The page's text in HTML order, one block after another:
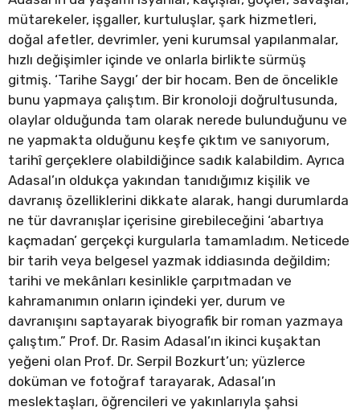
mütarekeler, işgaller, kurtuluşlar, şark hizmetleri,
doğal afetler, devrimler, yeni kurumsal yapılanmalar,
hızlı değişimler içinde ve onlarla birlikte sürmüş
gitmiş. ‘Tarihe Saygı’ der bir hocam. Ben de öncelikle
bunu yapmaya çalıştım. Bir kronoloji doğrultusunda,
olaylar olduğunda tam olarak nerede bulunduğunu ve
ne yapmakta olduğunu keşfe çıktım ve sanıyorum,
tarihî gerçeklere olabildiğince sadık kalabildim. Ayrıca
Adasal’ın oldukça yakından tanıdığımız kişilik ve
davranış özelliklerini dikkate alarak, hangi durumlarda
ne tür davranışlar içerisine girebileceğini ‘abartıya
kaçmadan’ gerçekçi kurgularla tamamladım. Neticede
bir tarih veya belgesel yazmak iddiasında değildim;
tarihi ve mekânları kesinlikle çarpıtmadan ve
kahramanımın onların içindeki yer, durum ve
davranışını saptayarak biyografik bir roman yazmaya
çalıştım.” Prof. Dr. Rasim Adasal’ın ikinci kuşaktan
yeğeni olan Prof. Dr. Serpil Bozkurt’un; yüzlerce
doküman ve fotoğraf tarayarak, Adasal’ın
meslektaşları, öğrencileri ve yakınlarıyla şahsi